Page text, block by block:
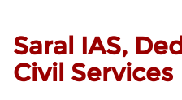
Saral IAS,
Civil Services